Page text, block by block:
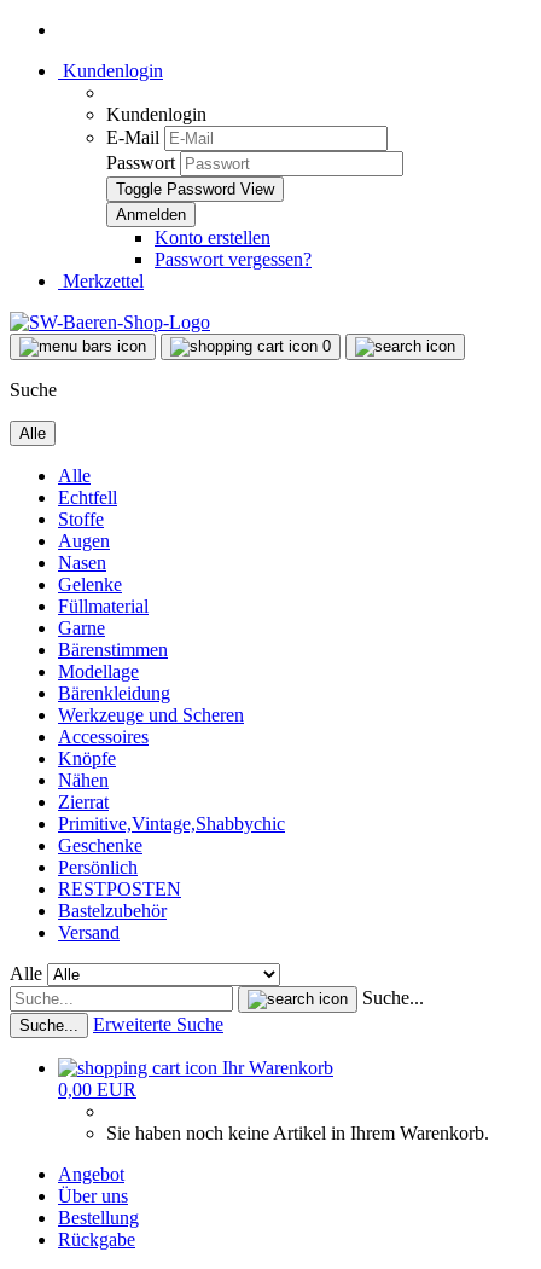
Kundenlogin
Kundenlogin
E-Mail
Passwort
Toggle Password View
Konto erstellen
Passwort vergessen?
Merkzettel
0
Suche
Alle
Alle
Echtfell
Stoffe
Augen
Nasen
Gelenke
Füllmaterial
Garne
Bärenstimmen
Modellage
Bärenkleidung
Werkzeuge und Scheren
Accessoires
Knöpfe
Nähen
Zierrat
Primitive,Vintage,Shabbychic
Geschenke
Persönlich
RESTPOSTEN
Bastelzubehör
Versand
Alle
Suche...
Suche... Erweiterte Suche
Ihr Warenkorb
0,00 EUR
Sie haben noch keine Artikel in Ihrem Warenkorb.
Angebot
Über uns
Bestellung
Rückgabe